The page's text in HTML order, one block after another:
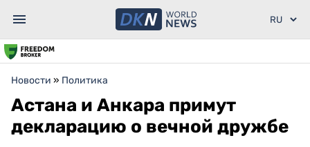
Новости » Политика
Астана и Анкара примут
декларацию о вечной дружбе